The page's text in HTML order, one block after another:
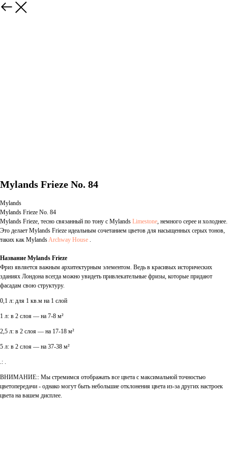
Mylands Frieze No. 84
Mylands
Mylands Frieze No. 84
Mylands Frieze, тесно связанный по тону с Mylands Limestone , немного серее и холоднее.
Это делает Mylands Frieze идеальным сочетанием цветов для насыщенных серых тонов,
таких как Mylands Archway House
Название Mylands Frieze
Фриз является важным архитектурным элементом. Ведь в красивых исторических
зданиях Лондона всегда можно увидеть привлекательные фризы, которые придают
фасадам свою структуру.
0,1 л: для 1 кв.м на 1 слой
1 л: в 2 слоя — на 7-8 м²
2,5 л: в 2 слоя — на 17-18 м²
5 л: в 2 слоя — на 37-38 м²
.: .
ВНИМАНИЕ:: Мы стремимся отображать все цвета с максимальной точностью
цветопередачи - однако могут быть небольшие отклонения цвета из-за других настроек
цвета на вашем дисплее.